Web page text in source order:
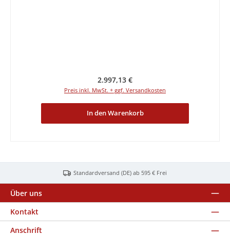
Regulärer Preis:
2.997,13 €
Preis inkl. MwSt. + ggf. Versandkosten
In den Warenkorb
Standardversand (DE) ab 595 € Frei
Über uns
Kontakt
Anschrift